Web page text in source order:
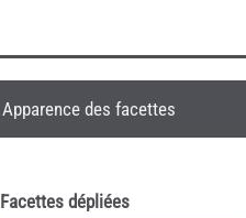
Apparence des facettes
Facettes dépliées